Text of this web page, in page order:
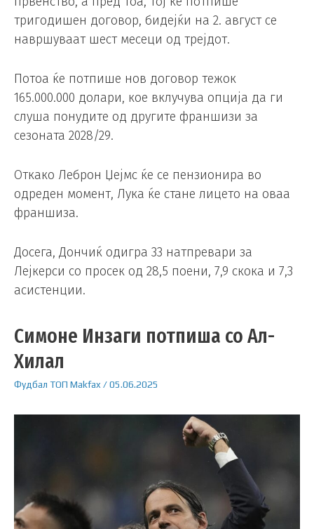
тригодишен договор, бидејќи на 2. август се
навршуваат шест месеци од трејдот.
Потоа ќе потпише нов договор тежок
165.000.000 долари, кое вклучува опција да ги
слуша понудите од другите франшизи за
сезоната 2028/29.
Откако Леброн Џејмс ќе се пензионира во
одреден момент, Лука ќе стане лицето на оваа
франшиза.
Досега, Дончиќ одигра 33 натпревари за
Лејкерси со просек од 28,5 поени, 7,9 скока и 7,3
асистенции.
Симоне Инзаги потпиша со Ал-
Хилал
Фудбал ТОП Makfax /05.06.2025